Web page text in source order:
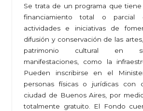
Se trata de un programa que
financiamiento total o parcial
actividades e iniciativas de
difusión y conservación de las
patrimonio cultural en
manifestaciones, como la
Pueden inscribirse en el
personas físicas o jurídicas con
ciudad de Buenos Aires, por
totalmente gratuito. El Fondo